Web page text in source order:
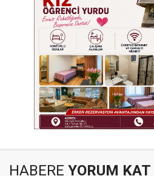
HABERE YORUM KAT